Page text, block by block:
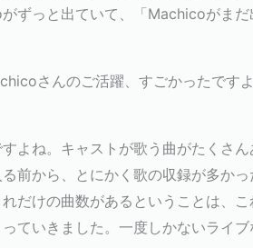
ずっと出ていて、「Machicoがま
さんのご活躍、すごかったで
よね。キャストが歌う曲がたくさ
前から、とにかく歌の収録が多か
だけの曲数があるということは、
ていきました。一度しかないライ